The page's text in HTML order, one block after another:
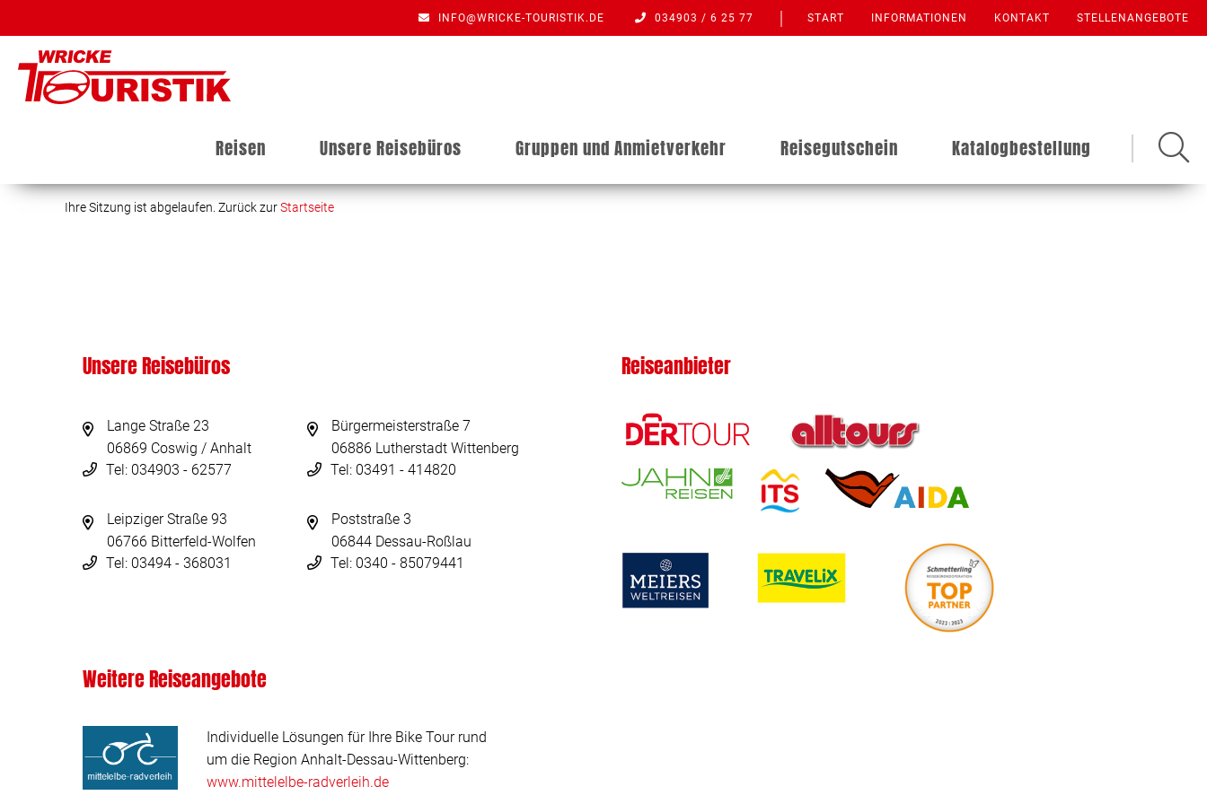
INFO@WRICKE-TOURISTIK.DE 034903 / 6 25 77 START INFORMATIONEN KONTAKT STELLENANGEBOTE
Reisen Unsere Reisebüros Gruppen und Anmietverkehr Reisegutschein Katalogbestellung
Ihre Sitzung ist abgelaufen. Zurück zurStartseite
Unsere Reisebüros
Lange Straße 23
06869 Coswig / Anhalt
Tel: 034903 - 62577
Bürgermeisterstraße 7
06886 Lutherstadt Wittenberg
Tel: 03491 - 414820
Leipziger Straße 93
06766 Bitterfeld-Wolfen
Tel: 03494 - 368031
Poststraße 3
06844 Dessau-Roßlau
Tel: 0340 - 85079441
Reiseanbieter
Weitere Reiseangebote
Individuelle Lösungen für Ihre Bike Tour rund
um die Region Anhalt-Dessau-Wittenberg:
www.mittelelbe-radverleih.de